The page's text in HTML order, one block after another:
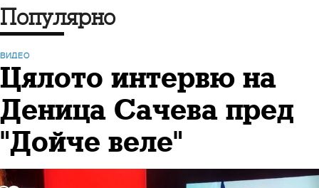
Популярно
ВИДЕО
Цялото интервю на
Деница Сачева пред
"Дойче веле"